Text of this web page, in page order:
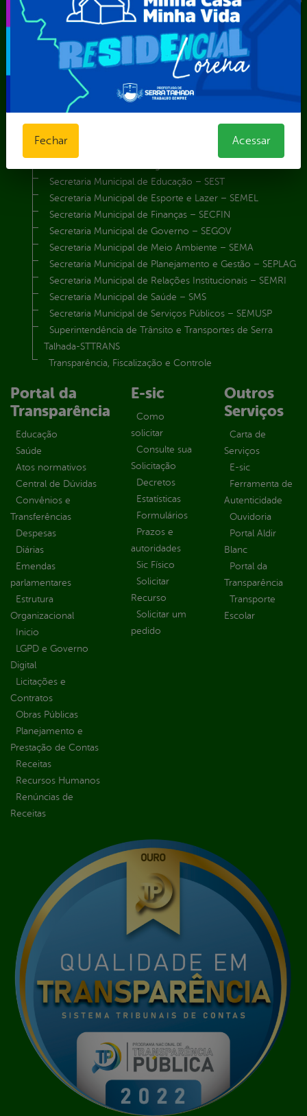
Município de Serra Talhada-IPPS
Obras e Infraestrutura
Procuradoria Geral do Município
Secretaria de Comunicação Social e Audiovisual
Secretaria de Desenvolvimento Econômico e Turismo
Secretaria de Iluminação Pública e Energia Elétrica
Secretaria Municipal da Mulher – SEMU
Secretaria Municipal de Educação – SEST
Secretaria Municipal de Esporte e Lazer – SEMEL
Secretaria Municipal de Finanças – SECFIN
Secretaria Municipal de Governo – SEGOV
Secretaria Municipal de Meio Ambiente – SEMA
Secretaria Municipal de Planejamento e Gestão – SEPLAG
Secretaria Municipal de Relações Institucionais – SEMRI
Secretaria Municipal de Saúde – SMS
Secretaria Municipal de Serviços Públicos – SEMUSP
Superintendência de Trânsito e Transportes de Serra
Talhada-STTRANS
Transparência, Fiscalização e Controle
Portal da
Transparência
Educação
Saúde
Atos normativos
Central de Dúvidas
Convênios e
Transferências
Despesas
Diárias
Emendas
parlamentares
Estrutura
Organizacional
Inicio
LGPD e Governo
Digital
Licitações e
Contratos
Obras Públicas
Planejamento e
Prestação de Contas
Receitas
Recursos Humanos
Renúncias de
Receitas
E-sic
Como
solicitar
Consulte sua
Solicitação
Decretos
Estatísticas
Formulários
Prazos e
autoridades
Sic Físico
Solicitar
Recurso
Solicitar um
pedido
Outros
Serviços
Carta de
Serviços
E-sic
Ferramenta de
Autenticidade
Ouvidoria
Portal Aldir
Blanc
Portal da
Transparência
Transporte
Escolar
Fechar Acessar